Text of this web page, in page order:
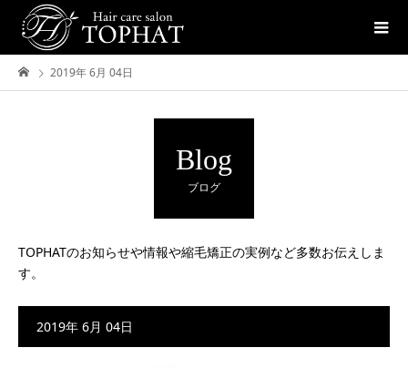
2019年 6月 04日
Blog
ブログ
TOPHATのお知らせや情報や縮毛矯正の実例など多数お伝えしま
す。
2019年 6月 04日